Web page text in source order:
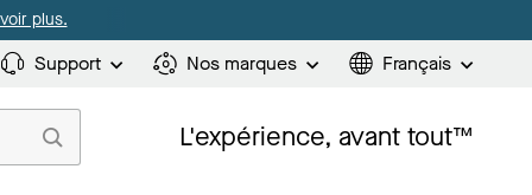
plus.
Support Nos marques Français
L'expérience, avant tout™